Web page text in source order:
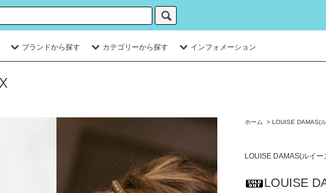
ブランドから探す カテゴリーから探す インフォメーション
ホーム > LOUISE DAMAS(
LOUISE DAMAS(ルイー
LOUISE